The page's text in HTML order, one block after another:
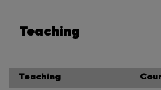
Teaching
Teaching